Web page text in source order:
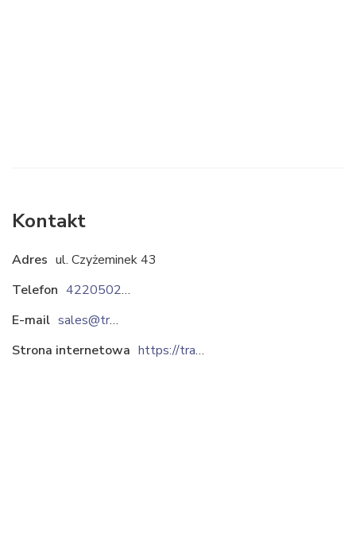
Kontakt
Adres ul. Czyżeminek 43
Telefon
422050207
E-mail
sales@trans-tex.pl
Strona internetowa
https://trans-tex.pl